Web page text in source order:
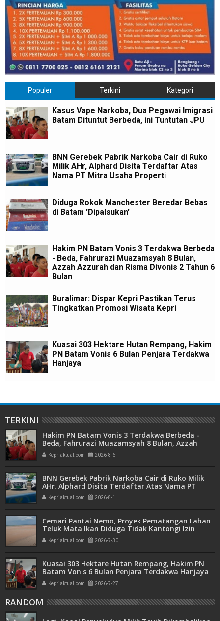
Populer Terkini Kategori
Kasus Vape Narkoba, Dua Pegawai Imigrasi
Batam Dituntut Berbeda, ini Tuntutan JPU
BNN Gerebek Pabrik Narkoba Cair di Ruko
Milik AHr, Alphard Disita Terdaftar Atas
Nama PT Mitra Usaha Properti
Diduga Rokok Manchester Beredar Bebas
di Batam 'Dipalsukan'
Hakim PN Batam Vonis 3 Terdakwa Berbeda
- Beda, Fahrurazi Muazamsyah 8 Bulan,
Azzah Azzurah dan Risma Divonis 2 Tahun 6
Bulan
Buralimar: Dispar Kepri Pastikan Terus
Tingkatkan Promosi Wisata Kepri
Kuasai 303 Hektare Hutan Rempang, Hakim
PN Batam Vonis 6 Bulan Penjara Terdakwa
Hanjaya
TERKINI
Hakim PN Batam Vonis 3 Terdakwa Berbeda -
Beda, Fahrurazi Muazamsyah 8 Bulan, Azzah
Azzurah dan Risma Divonis 2 Tahun 6 Bulan
Kepriaktual.com 2026-8-6
BNN Gerebek Pabrik Narkoba Cair di Ruko Milik
AHr, Alphard Disita Terdaftar Atas Nama PT
Mitra Usaha Properti
Kepriaktual.com 2026-8-1
Cemari Pantai Nemo, Proyek Pematangan Lahan
Teluk Mata Ikan Diduga Tidak Kantongi Izin
Amdal
Kepriaktual.com 2026-7-30
Kuasai 303 Hektare Hutan Rempang, Hakim PN
Batam Vonis 6 Bulan Penjara Terdakwa Hanjaya
Kepriaktual.com 2026-7-27
RANDOM